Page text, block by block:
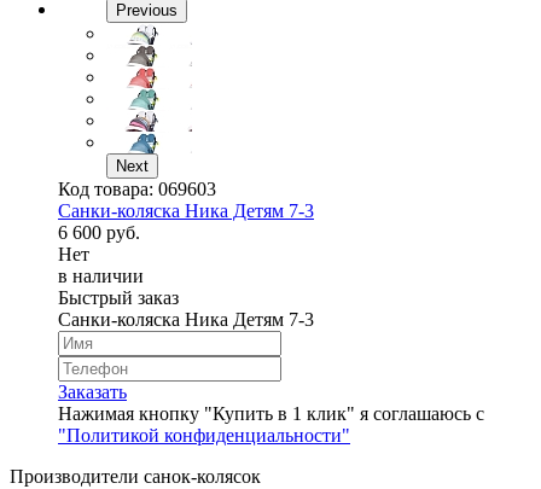
Previous
Next
Код товара: 069603
Cанки-коляска Ника Детям 7-3
6 600 руб.
Нет
в наличии
Быстрый заказ
Cанки-коляска Ника Детям 7-3
Заказать
Нажимая кнопку "Купить в 1 клик" я соглашаюсь с
"Политикой конфиденциальности"
Производители санок-колясок